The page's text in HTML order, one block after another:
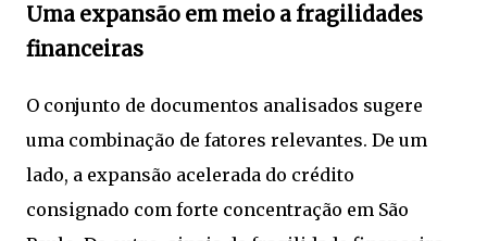
Uma expansão em meio a fragilidades
financeiras
O conjunto de documentos analisados sugere
uma combinação de fatores relevantes. De um
lado, a expansão acelerada do crédito
consignado com forte concentração em São